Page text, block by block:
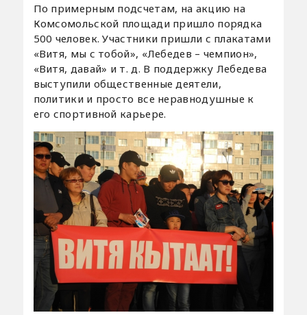
По примерным подсчетам, на акцию на
Комсомольской площади пришло порядка
500 человек. Участники пришли с плакатами
«Витя, мы с тобой», «Лебедев – чемпион»,
«Витя, давай» и т. д. В поддержку Лебедева
выступили общественные деятели,
политики и просто все неравнодушные к
его спортивной карьере.